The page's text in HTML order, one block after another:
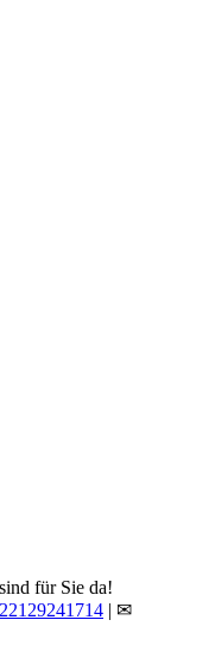
für Sie da!
| ✉